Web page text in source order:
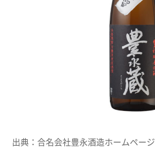
出典：合名会社豊永酒造ホームページ